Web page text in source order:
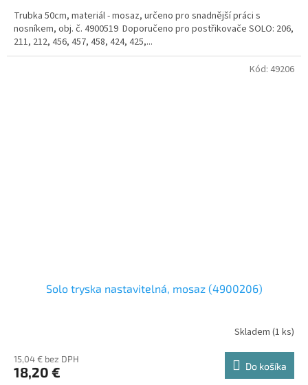
Trubka 50cm, materiál - mosaz, určeno pro snadnější práci s
nosníkem, obj. č. 4900519 Doporučeno pro postřikovače SOLO: 206,
211, 212, 456, 457, 458, 424, 425,...
Solo tryska nastavitelná, mosaz (4900206)
Skladem (1 ks)
15,04 € bez DPH
18,20 € Do košíka
Kód: 49206